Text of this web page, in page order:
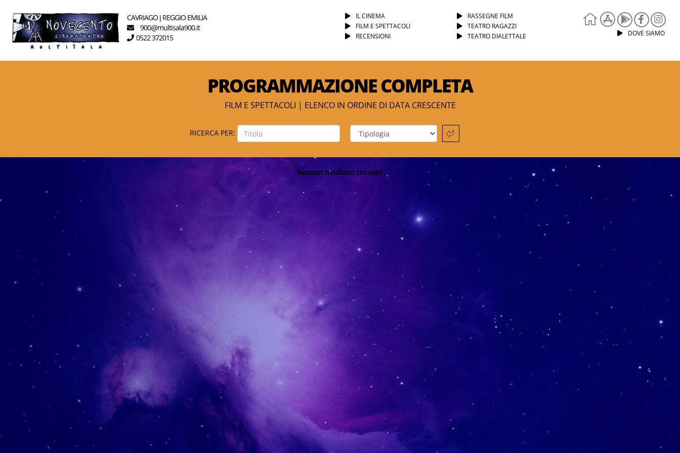
CAVRIAGO |REGGIO EMILIA
900@multisala900.it
0522 372015
IL CINEMA
FILM E SPETTACOLI
RECENSIONI
RASSEGNE FILM
TEATRO RAGAZZI
TEATRO DIALETTALE
DOVE SIAMO
PROGRAMMAZIONE COMPLETA
FILM E SPETTACOLI | ELENCO IN ORDINE DI DATA CRESCENTE
RICERCA PER:
Nessun risultato trovato